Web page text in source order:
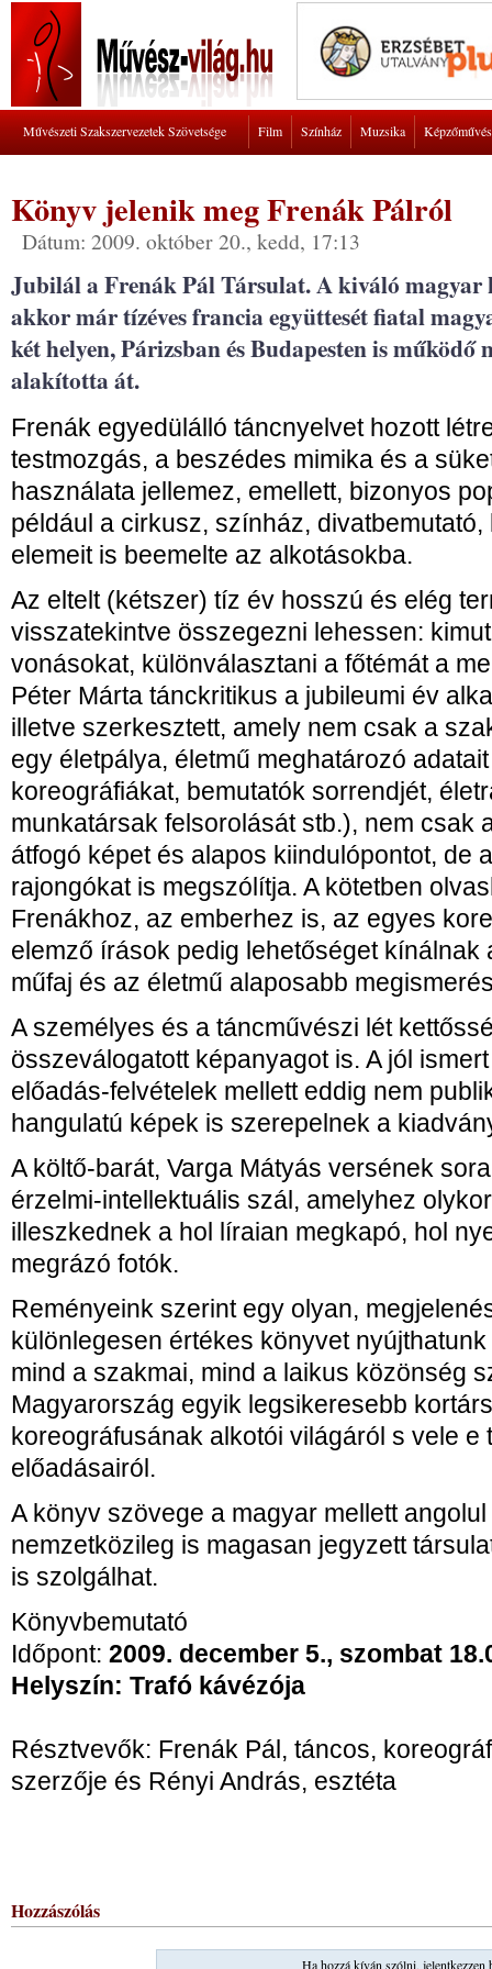
Művészeti Szakszervezetek Szövetsége Film Színház Muzsika
Könyv jelenik meg Frenák Pálról
Dátum: 2009. október 20., kedd, 17:13
Jubilál a Frenák Pál Társulat. A kiváló magyar
akkor már tízéves francia együttesét fiatal
két helyen, Párizsban és Budapesten is
alakította át.
Frenák egyedülálló táncnyelvet hozott
testmozgás, a beszédes mimika és a
használata jellemez, emellett, bizonyos
például a cirkusz, színház,
elemeit is beemelte az alkotásokba.
Az eltelt (kétszer) tíz év hosszú és elég
visszatekintve összegezni lehessen:
vonásokat, különválasztani a főtémát a
Péter Márta tánckritikus a jubileumi év
illetve szerkesztett, amely nem csak a
egy életpálya, életmű meghatározó
koreográfiákat, bemutatók sorrendjét,
munkatársak felsorolását stb.), nem csak
átfogó képet és alapos kiindulópontot, de
rajongókat is megszólítja. A kötetben
Frenákhoz, az emberhez is, az egyes
elemző írások pedig lehetőséget
műfaj és az életmű alaposabb
A személyes és a táncművészi lét
összeválogatott képanyagot is. A jól
előadás-felvételek mellett eddig nem
hangulatú képek is szerepelnek a
A költő-barát, Varga Mátyás versének
érzelmi-intellektuális szál, amelyhez
illeszkednek a hol líraian megkapó, hol
megrázó fotók.
Reményeink szerint egy olyan,
különlegesen értékes könyvet
mind a szakmai, mind a laikus közönség
Magyarország egyik legsikeresebb
koreográfusának alkotói világáról s vele e
előadásairól.
A könyv szövege a magyar mellett
nemzetközileg is magasan jegyzett
is szolgálhat.
Könyvbemutató
Időpont: 2009. december 5., szombat
Helyszín: Trafó kávézója
Résztvevők: Frenák Pál, táncos,
szerzője és Rényi András, esztéta
Hozzászólás
Ha hozzá kíván szólni, jelentkezzen